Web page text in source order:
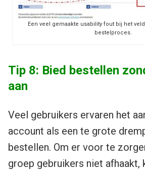
Een veel gemaakte usability fout bij het
bestelproces.
Tip 8: Bied bestellen
aan
Veel gebruikers ervaren het
account als een te grote
bestellen. Om er voor te
groep gebruikers niet afhaakt,